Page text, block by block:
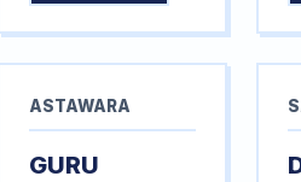
ASTAWARA
GURU